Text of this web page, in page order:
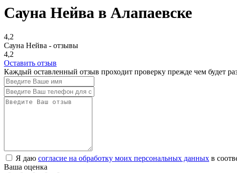
Сауна Нейва в Алапаевске
4,2
Сауна Нейва - отзывы
4,2
Оставить отзыв
Каждый оставленный отзыв проходит проверку прежде чем будет
Я даю согласие на обработку моих персональных данных в
Ваша оценка